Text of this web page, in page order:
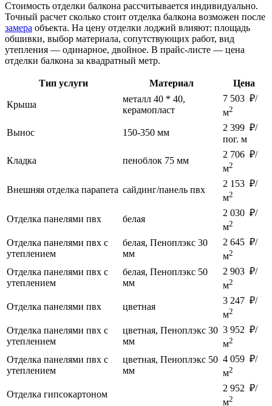
Стоимость отделки балкона рассчитывается индивидуально.
Точный расчет сколько стоит отделка балкона возможен после
замера объекта. На цену отделки лоджий влияют: площадь
обшивки, выбор материала, сопутствующих работ, вид
утепления — одинарное, двойное. В прайс-листе — цена
отделки балкона за квадратный метр.
Тип услуги Материал Цена
Крыша
металл 40 * 40,
керамопласт
7 503 ₽/
м2
Вынос 150-350 мм
2 399 ₽/
пог. м
Кладка пеноблок 75 мм
2 706 ₽/
м2
Внешняя отделка парапета сайдинг/панель пвх
2 153 ₽/
м2
Отделка панелями пвх белая
2 030 ₽/
м2
Отделка панелями пвх с
утеплением
белая, Пеноплэкс 30
мм
2 645 ₽/
м2
Отделка панелями пвх с
утеплением
белая, Пеноплэкс 50
мм
2 903 ₽/
м2
Отделка панелями пвх цветная
3 247 ₽/
м2
Отделка панелями пвх с
утеплением
цветная, Пеноплэкс 30
мм
3 952 ₽/
м2
Отделка панелями пвх с
утеплением
цветная, Пеноплэкс 50
мм
4 059 ₽/
м2
Отделка гипсокартоном
2 952 ₽/
м2